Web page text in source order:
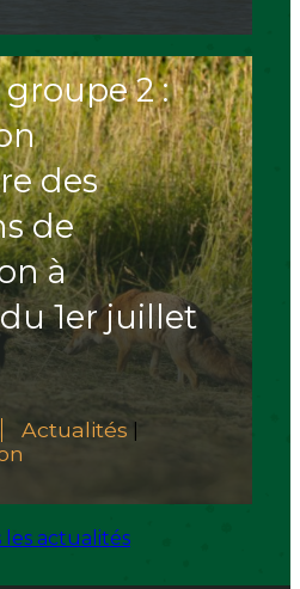
2 :
des
de
à
1er juillet
Actualités
les actualités